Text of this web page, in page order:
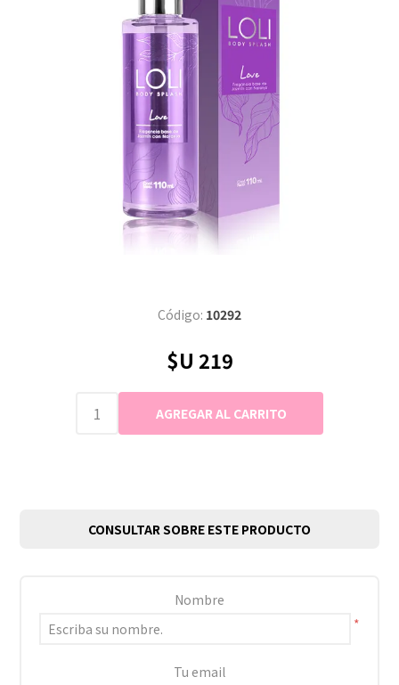
Código: 10292
$U 219
CONSULTAR SOBRE ESTE PRODUCTO
Nombre
*
Tu email